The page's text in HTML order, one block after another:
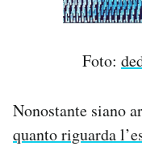
Foto:
Nonostante siano
quanto riguarda